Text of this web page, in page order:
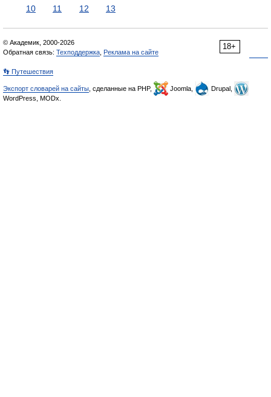
10
11 12 13
18+
© Академик, 2000-2026
Обратная связь: Техподдержка Реклама на сайте
👣 Путешествия
Экспорт словарей на сайты , сделанные на PHP, Joomla,
Drupal,
WordPress, MODx.